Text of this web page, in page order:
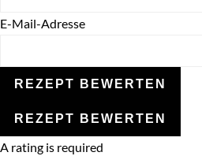
E-Mail-Adresse
REZEPT BEWERTEN
REZEPT BEWERTEN
A rating is required